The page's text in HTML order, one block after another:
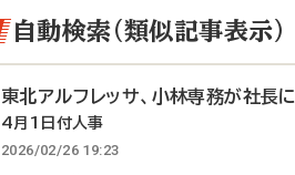
自動検索（類似記事表示）
東北アルフレッサ、小林専務が社長に
4月1日付人事
2026/02/26 19:23